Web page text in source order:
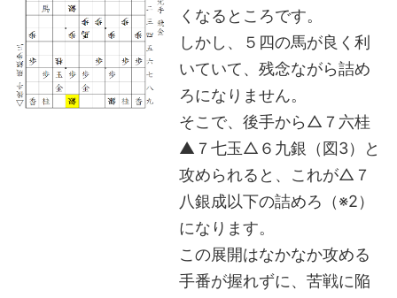
くなるところです。
しかし、５四の馬が良く利
いていて、残念ながら詰め
ろになりません。
そこで、後手から△７六桂
▲７七玉△６九銀（図3）と
攻められると、これが△７
八銀成以下の詰めろ（※2）
になります。
この展開はなかなか攻める
手番が握れずに、苦戦に陥